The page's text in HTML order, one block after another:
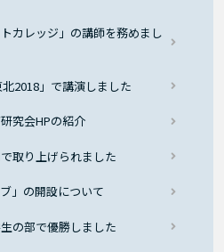
カレッジ」の講師を務めまし
2018」で講演しました
究会HPの紹介
取り上げられました
」の開設について
の部で優勝しました